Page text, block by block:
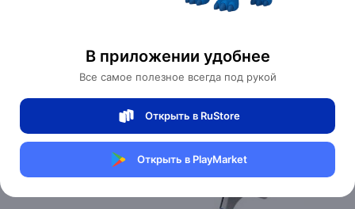
В приложении удобнее
Все самое полезное всегда под рукой
Открыть в RuStore
Открыть в PlayMarket
0 отзывов 0
Магазин Motors Store
Артикул:Ninebot-352